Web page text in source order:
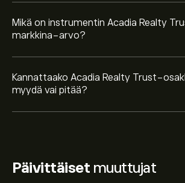
Mikä on instrumentin Acadia Realty
markkina-arvo?
Kannattaako Acadia Realty Trust-
myydä vai pitää?
Päivittäiset muuttujat